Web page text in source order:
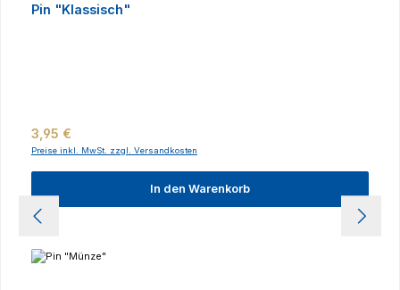
Pin "Klassisch"
Regulärer Preis:
3,95 €
Preise inkl. MwSt. zzgl. Versandkosten
In den Warenkorb